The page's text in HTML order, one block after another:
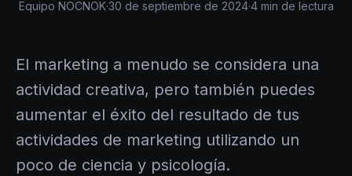
Equipo NOCNOK·30 de septiembre de 2024·4min de lectura
El marketing a menudo se considera una
actividad creativa, pero también puedes
aumentar el éxito del resultado de tus
actividades de marketing utilizando un
poco de ciencia y psicología.